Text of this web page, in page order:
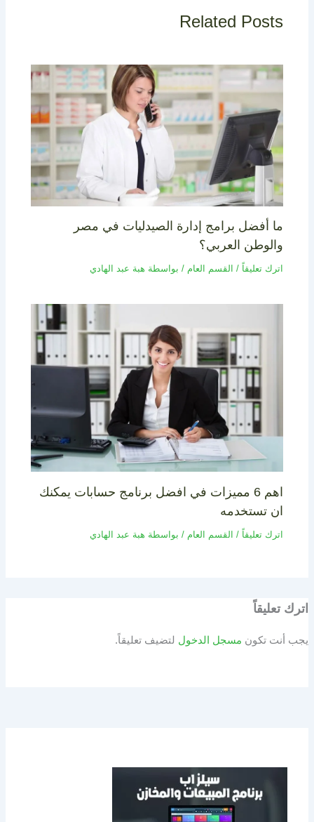
Related Posts
ما أفضل برامج إدارة الصيدليات في مصر
والوطن العربي؟
اترك تعليقاً / القسم العام / بواسطة هبة عبد الهادي
اهم 6 مميزات في افضل برنامج حسابات يمكنك
ان تستخدمه
اترك تعليقاً / القسم العام / بواسطة هبة عبد الهادي
اترك تعليقاً
يجب أنت تكون مسجل الدخول لتضيف تعليقاً.